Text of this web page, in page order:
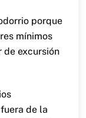
porque
mínimos
de excursión
de la